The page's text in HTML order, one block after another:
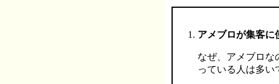
アメブロが集客に
なぜ、アメブロな
っている人は多い